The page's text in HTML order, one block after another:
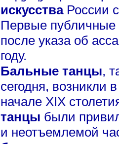
искусства России
Первые публичные
после указа об
году.
Бальные танцы,
сегодня, возникли
начале XIX
танцы были
и неотъемлемой